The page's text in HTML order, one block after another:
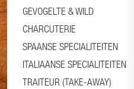
GEVOGELTE & WILD
CHARCUTERIE
SPAANSE SPECIALITEITEN
ITALIAANSE SPECIALITEITEN
TRAITEUR (TAKE-AWAY)